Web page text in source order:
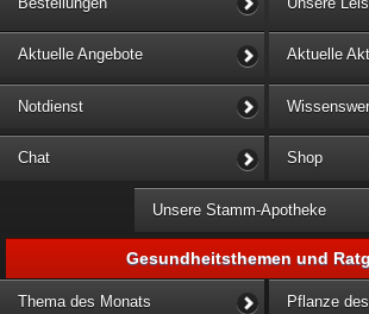
Aktuelle Angebote Aktuelle
Notdienst
Chat Shop
Unsere Stamm-Apotheke
Gesundheitsthemen und
Thema des Monats Pflanze